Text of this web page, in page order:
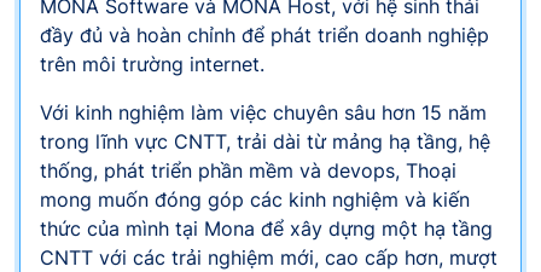
MONA Software và MONA Host, với hệ sinh thái
đầy đủ và hoàn chỉnh để phát triển doanh nghiệp
trên môi trường internet.
Với kinh nghiệm làm việc chuyên sâu hơn 15 năm
trong lĩnh vực CNTT, trải dài từ mảng hạ tầng, hệ
thống, phát triển phần mềm và devops, Thoại
mong muốn đóng góp các kinh nghiệm và kiến
thức của mình tại Mona để xây dựng một hạ tầng
CNTT với các trải nghiệm mới, cao cấp hơn, mượt